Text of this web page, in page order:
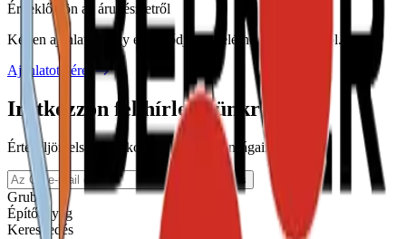
Érdeklődjön az árukészletről
Kérjen ajánlatot vagy érdeklődjön az elérhető termékekről.
Ajánlatot kérek
Iratkozzon fel hírlevelünkre
Értesüljön elsőként akcióinkról és újdonságainkról.
Feliratkozás
Grubits
Építőanyag
Kereskedés